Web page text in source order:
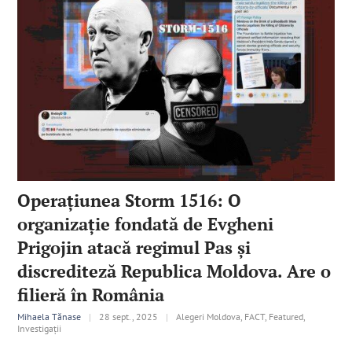
Operațiunea Storm 1516: O
organizație fondată de Evgheni
Prigojin atacă regimul Pas și
discrediteză Republica Moldova. Are o
filieră în România
Mihaela Tănase | 28 sept., 2025 |
Alegeri Moldova, FACT, Featured,
Investigații